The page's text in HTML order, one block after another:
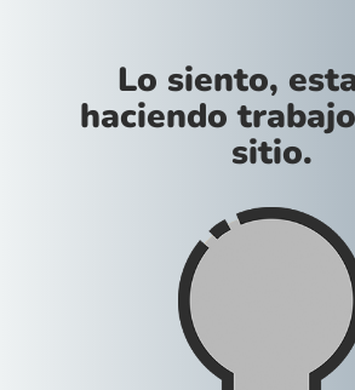
Lo siento,
haciendo
sitio.